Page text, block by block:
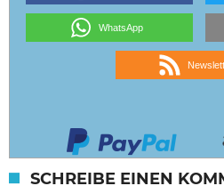
WhatsApp
SCHREIBE EINEN